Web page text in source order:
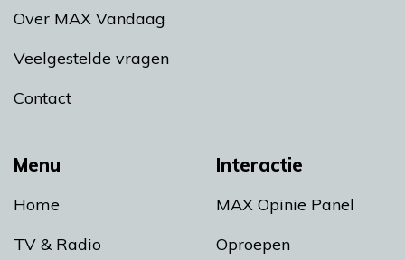
Menu
Home
TV & Radio
Interactie
MAX Opinie Panel
Oproepen
Over MAX Vandaag
Veelgestelde vragen
Contact